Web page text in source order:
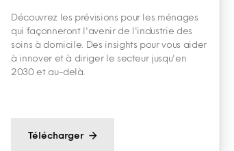
Découvrez les prévisions pour les ménages
qui façonneront l'avenir de l'industrie des
soins à domicile. Des insights pour vous aider
à innover et à diriger le secteur jusqu'en
2030 et au-delà.
Télécharger